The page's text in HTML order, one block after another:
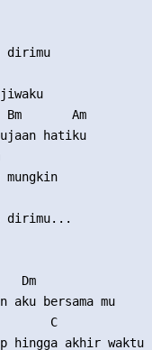
dirimu
Bm       Am
hatiku
mungkin
dirimu...
Dm
aku bersama mu
C
hingga akhir waktu